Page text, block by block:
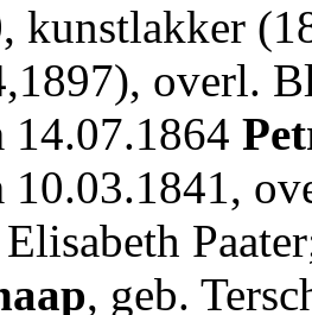
kunstlakker
overl.
14.07.1864
10.03.1841,
, geb.